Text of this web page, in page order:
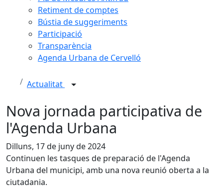
Retiment de comptes
Bústia de suggeriments
Participació
Transparència
Agenda Urbana de Cervelló
Actualitat
Nova jornada participativa de
l'Agenda Urbana
Dilluns, 17 de juny de 2024
Continuen les tasques de preparació de l'Agenda
Urbana del municipi, amb una nova reunió oberta a la
ciutadania.